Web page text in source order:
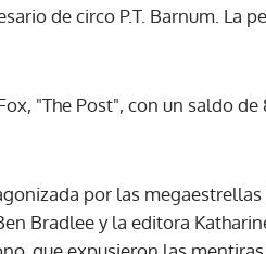
de circo P.T. Barnum. La
"The Post", con un saldo
por las
Bradlee y la editora